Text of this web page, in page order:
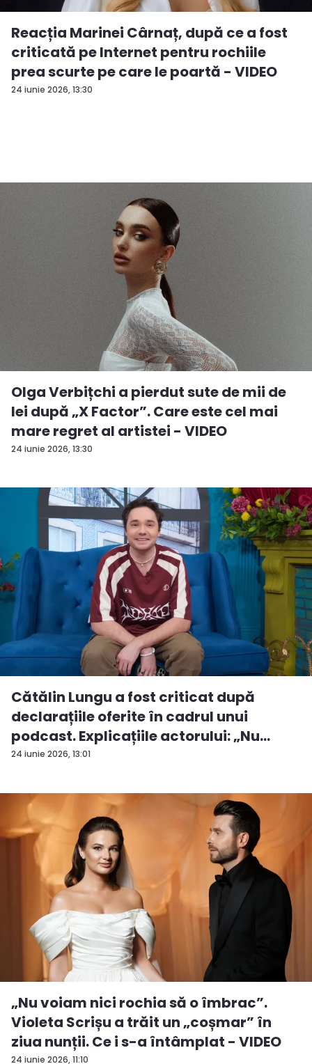
24 iunie 2026, 13:30
Reacția Marinei Cârnaț, după ce a fost
criticată pe Internet pentru rochiile
prea scurte pe care le poartă - VIDEO
24 iunie 2026, 13:30
Olga Verbițchi a pierdut sute de mii de
lei după „X Factor”. Care este cel mai
mare regret al artistei - VIDEO
24 iunie 2026, 13:01
Cătălin Lungu a fost criticat după
declarațiile oferite în cadrul unui
podcast. Explicațiile actorului: „Nu
vrea...
24 iunie 2026, 11:10
„Nu voiam nici rochia să o îmbrac”.
Violeta Scrișu a trăit un „coșmar” în
ziua nunții. Ce i s-a întâmplat - VIDEO